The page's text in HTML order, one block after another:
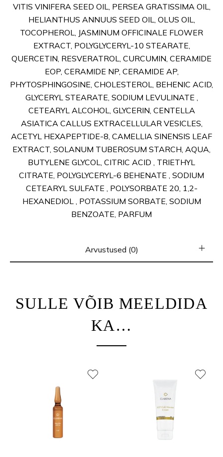
VITIS VINIFERA SEED OIL, PERSEA GRATISSIMA OIL,
HELIANTHUS ANNUUS SEED OIL, OLUS OIL,
TOCOPHEROL, JASMINUM OFFICINALE FLOWER
EXTRACT, POLYGLYCERYL-10 STEARATE,
QUERCETIN, RESVERATROL, CURCUMIN, CERAMIDE
EOP, CERAMIDE NP, CERAMIDE AP,
PHYTOSPHINGOSINE, CHOLESTEROL, BEHENIC ACID,
GLYCERYL STEARATE, SODIUM LEVULINATE ,
CETEARYL ALCOHOL, GLYCERIN, CENTELLA
ASIATICA CALLUS EXTRACELLULAR VESICLES,
ACETYL HEXAPEPTIDE-8, CAMELLIA SINENSIS LEAF
EXTRACT, SOLANUM TUBEROSUM STARCH, AQUA,
BUTYLENE GLYCOL, CITRIC ACID , TRIETHYL
CITRATE, POLYGLYCERYL-6 BEHENATE , SODIUM
CETEARYL SULFATE , POLYSORBATE 20, 1,2-
HEXANEDIOL , POTASSIUM SORBATE, SODIUM
BENZOATE, PARFUM
Arvustused (0)
SULLE VÕIB MEELDIDA
KA…